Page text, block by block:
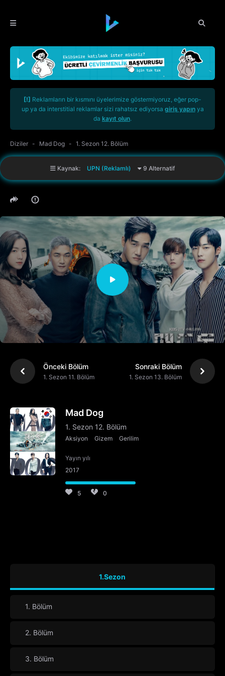
[!] Reklamların bir kısmını üyelerimize göstermiyoruz, eğer pop-
up ya da interstitial reklamlar sizi rahatsız ediyorsa giriş yapınya
da kayıt olun.
Diziler Mad Dog 1. Sezon 12. Bölüm
Kaynak: UPN (Reklamlı) 9 Alternatif
Önceki Bölüm
1. Sezon 11. Bölüm
Sonraki Bölüm
1. Sezon 13. Bölüm
Mad Dog
1. Sezon 12. Bölüm
Aksiyon Gizem Gerilim
Yayın yılı
2017
5 0
1.Sezon
1. Bölüm
2. Bölüm
3. Bölüm